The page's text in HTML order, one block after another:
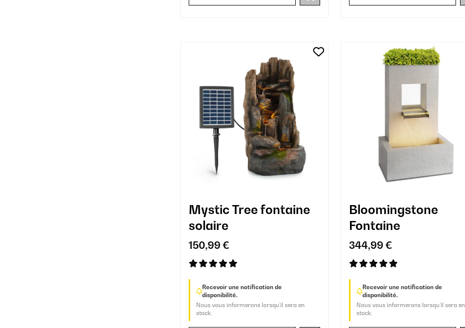
Mystic Tree fontaine
solaire
150,99 €
Recevoir une notification de
disponibilité.
Nous vous informerons lorsqu’il sera en
stock.
Bloomingstone
Fontaine
344,99 €
Recevoir une notification de
disponibilité.
Nous vous informerons lorsqu’il sera en
stock.